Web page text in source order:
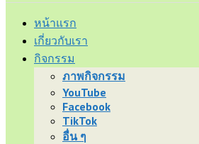
หน้าแรก
เกี่ยวกับเรา
กิจกรรม
ภาพกิจกรรม
YouTube
Facebook
TikTok
อื่น ๆ